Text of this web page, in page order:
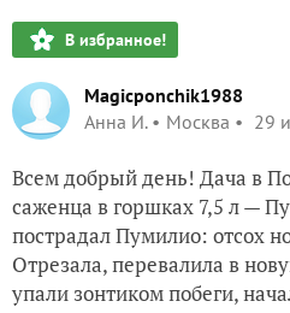
В избранное!
Magicponchik1988
Анна И.
Москва 29
Всем добрый день! Дача в
саженца в горшках 7,5 л —
пострадал Пумилио: отсох
Отрезала, перевалила в
упали зонтиком побеги,